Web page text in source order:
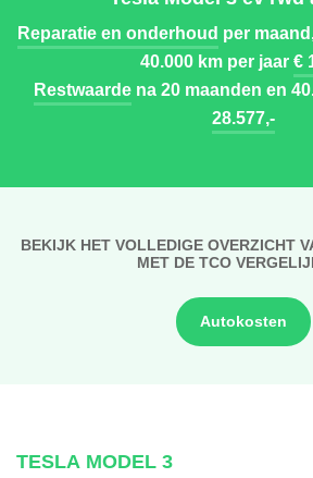
Reparatie en onderhoud per
40.000 km per jaar€
Restwaardena 20 maanden en
28.577,-
BEKIJK HET VOLLEDIGE OVERZICHT
MET DE TCO
Autokosten
TESLA MODEL 3